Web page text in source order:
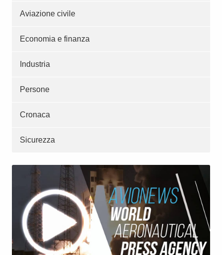
Aviazione civile
Economia e finanza
Industria
Persone
Cronaca
Sicurezza